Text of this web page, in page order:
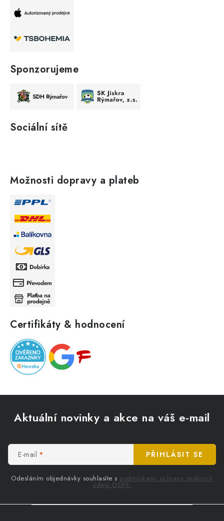
Sponzorujeme
Sociální sítě
Možnosti dopravy a plateb
Certifikáty & hodnocení
Aktuální novinky a akce na váš e-mail
E-mail
Odesláním objednávky souhlasíte s podmínkami ochrany osobních
údajů GDPR.
PŘIHLÁSIT SE